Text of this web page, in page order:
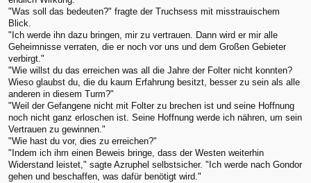
"Was soll das bedeuten?" fragte der Truchsess mit misstrauischem
Blick.
"Ich werde ihn dazu bringen, mir zu vertrauen. Dann wird er mir alle
Geheimnisse verraten, die er noch vor uns und dem Großen Gebieter
verbirgt."
"Wie willst du das erreichen was all die Jahre der Folter nicht konnten?
Wieso glaubst du, die du kaum Erfahrung besitzt, besser zu sein als alle
anderen in diesem Turm?"
"Weil der Gefangene nicht mit Folter zu brechen ist und seine Hoffnung
noch nicht ganz erloschen ist. Seine Hoffnung werde ich nähren, um sein
Vertrauen zu gewinnen."
"Wie hast du vor, dies zu erreichen?"
"Indem ich ihm einen Beweis bringe, dass der Westen weiterhin
Widerstand leistet," sagte Azruphel selbstsicher. "Ich werde nach Gondor
gehen und beschaffen, was dafür benötigt wird."